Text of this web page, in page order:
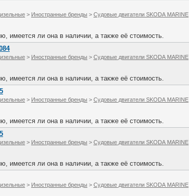
> Иностранные бренды > Судовые двигатели SKODA MARINE
имеется ли она в наличии, а также её стоимость.
> Иностранные бренды > Судовые двигатели SKODA MARINE
имеется ли она в наличии, а также её стоимость.
> Иностранные бренды > Судовые двигатели SKODA MARINE
имеется ли она в наличии, а также её стоимость.
> Иностранные бренды > Судовые двигатели SKODA MARINE
имеется ли она в наличии, а также её стоимость.
> Иностранные бренды > Судовые двигатели SKODA MARINE